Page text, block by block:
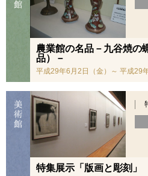
農業館の名品－九谷焼の
品）－
平成29年6月2日（金）～ 平成29
特集展示「版画と彫刻」